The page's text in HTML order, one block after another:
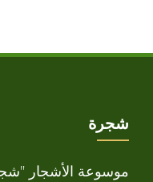
شجرة
موسوعة الأشجار